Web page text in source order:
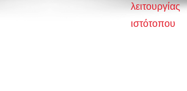
λειτουργίας
ιστότοπου